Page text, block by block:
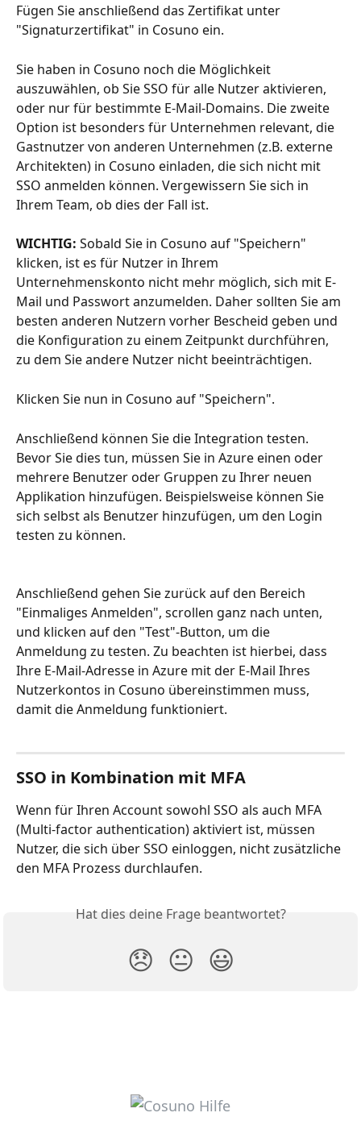
Fügen Sie anschließend das Zertifikat unter
"Signaturzertifikat" in Cosuno ein.
Sie haben in Cosuno noch die Möglichkeit
auszuwählen, ob Sie SSO für alle Nutzer aktivieren,
oder nur für bestimmte E-Mail-Domains. Die zweite
Option ist besonders für Unternehmen relevant, die
Gastnutzer von anderen Unternehmen (z.B. externe
Architekten) in Cosuno einladen, die sich nicht mit
SSO anmelden können. Vergewissern Sie sich in
Ihrem Team, ob dies der Fall ist.
WICHTIG: Sobald Sie in Cosuno auf "Speichern"
klicken, ist es für Nutzer in Ihrem
Unternehmenskonto nicht mehr möglich, sich mit E-
Mail und Passwort anzumelden. Daher sollten Sie am
besten anderen Nutzern vorher Bescheid geben und
die Konfiguration zu einem Zeitpunkt durchführen,
zu dem Sie andere Nutzer nicht beeinträchtigen.
Klicken Sie nun in Cosuno auf "Speichern".
Anschließend können Sie die Integration testen.
Bevor Sie dies tun, müssen Sie in Azure einen oder
mehrere Benutzer oder Gruppen zu Ihrer neuen
Applikation hinzufügen. Beispielsweise können Sie
sich selbst als Benutzer hinzufügen, um den Login
testen zu können.
Anschließend gehen Sie zurück auf den Bereich
"Einmaliges Anmelden", scrollen ganz nach unten,
und klicken auf den "Test"-Button, um die
Anmeldung zu testen. Zu beachten ist hierbei, dass
Ihre E-Mail-Adresse in Azure mit der E-Mail Ihres
Nutzerkontos in Cosuno übereinstimmen muss,
damit die Anmeldung funktioniert.
SSO in Kombination mit MFA
Wenn für Ihren Account sowohl SSO als auch MFA
(Multi-factor authentication) aktiviert ist, müssen
Nutzer, die sich über SSO einloggen, nicht zusätzliche
den MFA Prozess durchlaufen.
Hat dies deine Frage beantwortet?
😞 😐 😃